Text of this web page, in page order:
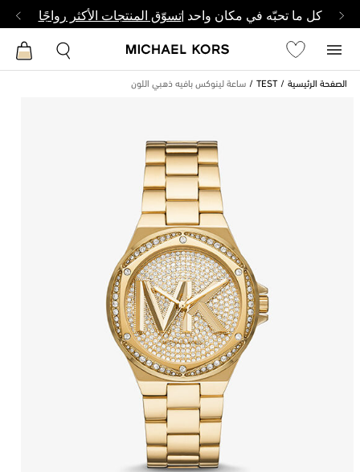
كل ما تحبّه في مكان واحد |تسوّق المنتجات الأكثر رواجًا
الصفحة الرئيسية TEST ساعة لينوكس بافيه ذهبي اللون